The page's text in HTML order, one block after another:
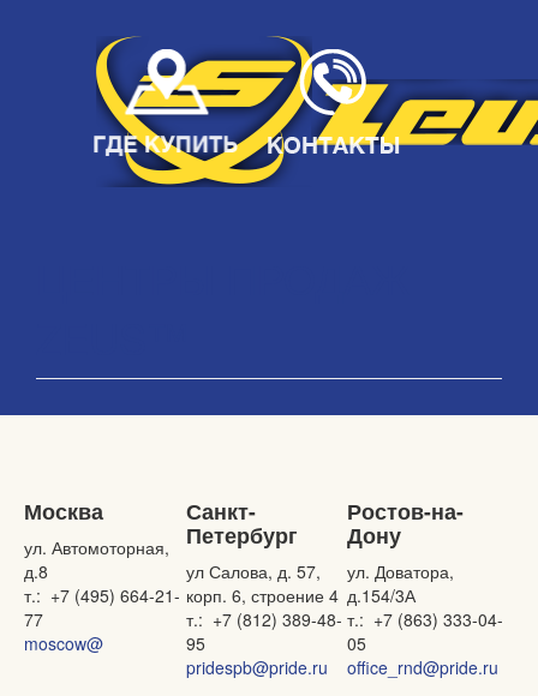
Москва
ул. Автомоторная,
д.8
т.: +7 (495) 664-21-
77
moscow@
Санкт-
Петербург
ул Салова, д. 57,
корп. 6, строение 4
т.: +7 (812) 389-48-
95
pridespb@pride.ru
Ростов-на-
Дону
ул. Доватора,
д.154/3А
т.: +7 (863) 333-04-
05
office_rnd@pride.ru